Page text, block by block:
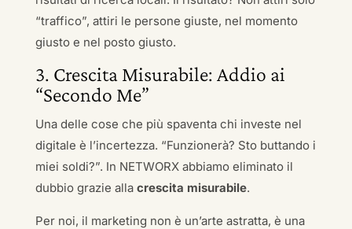
“traffico”, attiri le persone giuste, nel momento
giusto e nel posto giusto.
3. Crescita Misurabile: Addio ai
“Secondo Me”
Una delle cose che più spaventa chi investe nel
digitale è l’incertezza. “Funzionerà? Sto buttando i
miei soldi?”. In NETWORX abbiamo eliminato il
dubbio grazie alla crescita misurabile.
Per noi, il marketing non è un’arte astratta, è una